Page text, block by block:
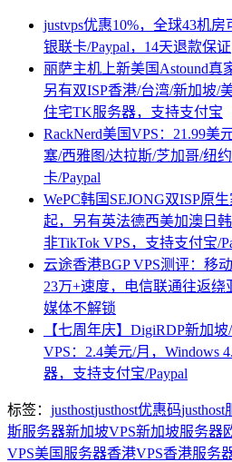
justvps优惠10%，全球43机
银联卡/Paypal，14天退款保证
丽萨主机上新美国Astound真
另有双ISP香港/台湾/新加坡/
住宅TK服务器，支持支付宝
RackNerd美国VPS：21.99美
塞/西雅图/达拉斯/芝加哥/纽
卡/Paypal
WePC韩国SEJONG双ISP原
起，另有英法德西美加澳日
非TikTok VPS，支持支付宝/
云途香港BGP VPS测评：移
23万+速度，电信联通往返
媒体不解锁
【七周年庆】DigiRDP新加
VPS：2.4美元/月，Windows
器，支持支付宝/Paypal
标签： justhostjusthost优惠码justhost
斯服务器新加坡VPS新加坡服务器
VPS美国服务器香港VPS香港服务